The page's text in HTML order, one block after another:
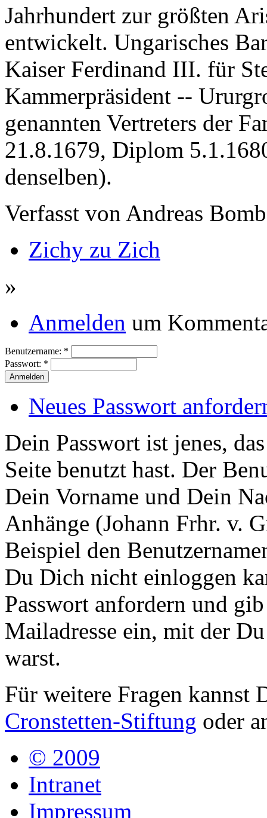
Jahrhundert zur größten
entwickelt. Ungarisches
Kaiser Ferdinand III. für
Kammerpräsident --
genannten Vertreters der
21.8.1679, Diplom
denselben).
Verfasst von Andreas
Zichy zu Zich
»
Anmelden um
Benutzername: *
Passwort: *
Neues Passwort
Dein Passwort ist jenes,
Seite benutzt hast. Der
Dein Vorname und Dein
Anhänge (Johann Frhr. v.
Beispiel den
Du Dich nicht einloggen
Passwort anfordern und
Mailadresse ein, mit der
warst.
Für weitere Fragen kannst
Cronstetten-Stiftung oder
© 2009
Intranet
Impressum